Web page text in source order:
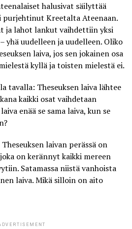
halusivat säilyttää
purjehtinut Kreetalta Ateenaan.
ja lahot lankut vaihdettiin yksi
yhä uudelleen ja uudelleen. Oliko
laiva, jos sen jokainen osa
kyllä ja toisten mielestä ei.
tavalla: Theseuksen laiva lähtee
kaikki osat vaihdetaan
enää se sama laiva, kun se
laivan perässä on
on kerännyt kaikki mereen
Satamassa niistä vanhoista
laiva. Mikä silloin on aito